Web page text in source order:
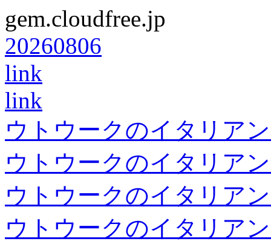
gem.cloudfree.jp
20260806
link
link
ウトウークのイタリア
ウトウークのイタリア
ウトウークのイタリア
ウトウークのイタリア